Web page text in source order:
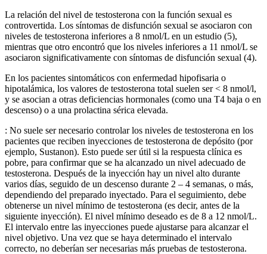
La relación del nivel de testosterona con la función sexual es
controvertida. Los síntomas de disfunción sexual se asociaron con
niveles de testosterona inferiores a 8 nmol/L en un estudio (5),
mientras que otro encontró que los niveles inferiores a 11 nmol/L se
asociaron significativamente con síntomas de disfunción sexual (4).
En los pacientes sintomáticos con enfermedad hipofisaria o
hipotalámica, los valores de testosterona total suelen ser < 8 nmol/l,
y se asocian a otras deficiencias hormonales (como una T4 baja o en
descenso) o a una prolactina sérica elevada.
: No suele ser necesario controlar los niveles de testosterona en los
pacientes que reciben inyecciones de testosterona de depósito (por
ejemplo, Sustanon). Esto puede ser útil si la respuesta clínica es
pobre, para confirmar que se ha alcanzado un nivel adecuado de
testosterona. Después de la inyección hay un nivel alto durante
varios días, seguido de un descenso durante 2 – 4 semanas, o más,
dependiendo del preparado inyectado. Para el seguimiento, debe
obtenerse un nivel mínimo de testosterona (es decir, antes de la
siguiente inyección). El nivel mínimo deseado es de 8 a 12 nmol/L.
El intervalo entre las inyecciones puede ajustarse para alcanzar el
nivel objetivo. Una vez que se haya determinado el intervalo
correcto, no deberían ser necesarias más pruebas de testosterona.